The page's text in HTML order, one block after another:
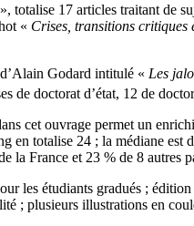
», totalise 17 articles traitant de
« Crises, transitions critiques
Godard intitulé « Les
de doctorat d’état, 12 de
cet ouvrage permet un
en totalise 24 ; la médiane
la France et 23 % de 8 autres
les étudiants gradués ;
; plusieurs illustrations en